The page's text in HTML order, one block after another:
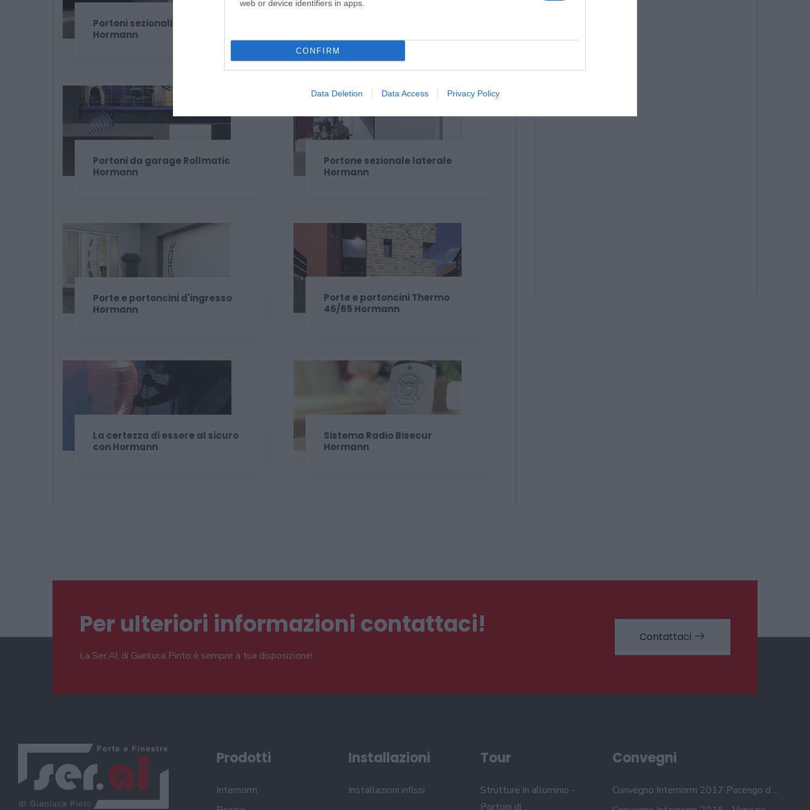
web or device identifiers in apps.
CONFIRM
Data Deletion Data Access Privacy Policy
Portoni sezionali da garage
Hormann
Portoni da garage Rollmatic
Hormann
Portone sezionale laterale
Hormann
Porte e portoncini d'ingresso
Hormann
Porte e portoncini Thermo
46/65 Hormann
La certezza di essere al sicuro
con Hormann
Sistema Radio Bisecur
Hormann
Per ulteriori informazioni contattaci!
La Ser.Al di Gianluca Pinto è sempre a tua disposizione!
Contattaci
Prodotti
Internorm
Installazioni
Installazioni infissi
Tour
Strutture in alluminio -
Portoni di ...
Convegni
Convegno Internorm 2017 Pacengo d ...